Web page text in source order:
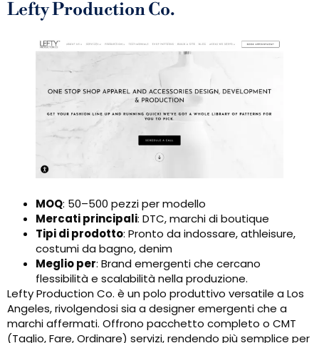
Lefty Production Co.
MOQ: 50–500 pezzi per modello
Mercati principali: DTC, marchi di boutique
Tipi di prodotto: Pronto da indossare, athleisure,
costumi da bagno, denim
Meglio per: Brand emergenti che cercano
flessibilità e scalabilità nella produzione.
Lefty Production Co. è un polo produttivo versatile a Los
Angeles, rivolgendosi sia a designer emergenti che a
marchi affermati. Offrono pacchetto completo o CMT
(Taglio, Fare, Ordinare) servizi, rendendo più semplice per